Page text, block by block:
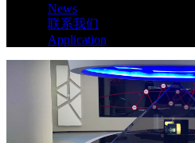
News
联系我们
Application